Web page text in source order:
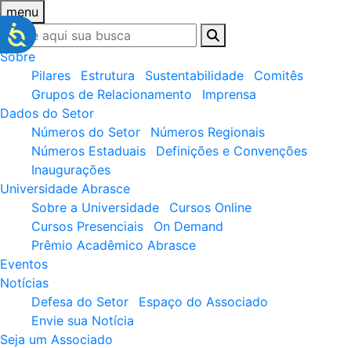
menu
Sobre
Pilares
Estrutura Sustentabilidade
Comitês
Grupos de Relacionamento
Imprensa
Dados do Setor
Números do Setor
Números Regionais
Números Estaduais
Definições e Convenções
Inaugurações
Universidade Abrasce
Sobre a Universidade
Cursos Online
Cursos Presenciais
On Demand
Prêmio Acadêmico Abrasce
Eventos
Notícias
Defesa do Setor
Espaço do Associado
Envie sua Notícia
Seja um Associado